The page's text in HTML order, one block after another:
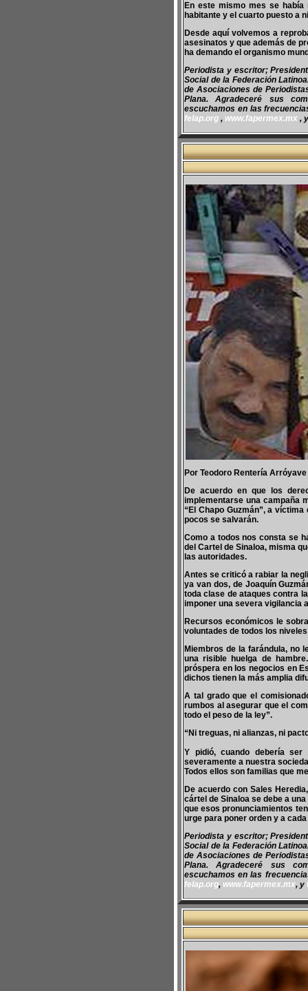
En este mismo mes se
habitante y el cuarto puesto a
Desde aquí volvemos a
asesinatos y que además de
ha demando el organismo
Periodista y escritor;
Social de la Federación
de Asociaciones de
Plana. Agradeceré sus
escuchamos en las
felap.org , www.fapermex.mx ,
Por Teodoro Rentería Arróyave
De acuerdo en que los
implementarse una campaña
“El Chapo Guzmán”, a
pocos se salvarán.
Como a todos nos consta se
del Cartel de Sinaloa, misma
las autoridades.
Antes se criticó a rabiar la
ya van dos, de Joaquín
toda clase de ataques contra
imponer una severa vigilancia
Recursos económicos le
voluntades de todos los
Miembros de la farándula, no
una risible huelga de
próspera en los negocios en
dichos tienen la más amplia
A tal grado que el
rumbos al asegurar que el
todo el peso de la ley”.
“Ni treguas, ni alianzas, ni
Y pidió, cuando debería ser
severamente a nuestra
Todos ellos son familias que
De acuerdo con Sales
cártel de Sinaloa se debe a
que esos pronunciamientos
urge para poner orden y a
Periodista y escritor;
Social de la Federación
de Asociaciones de
Plana. Agradeceré sus
escuchamos en las
felap.org, www.fapermex.mx, y